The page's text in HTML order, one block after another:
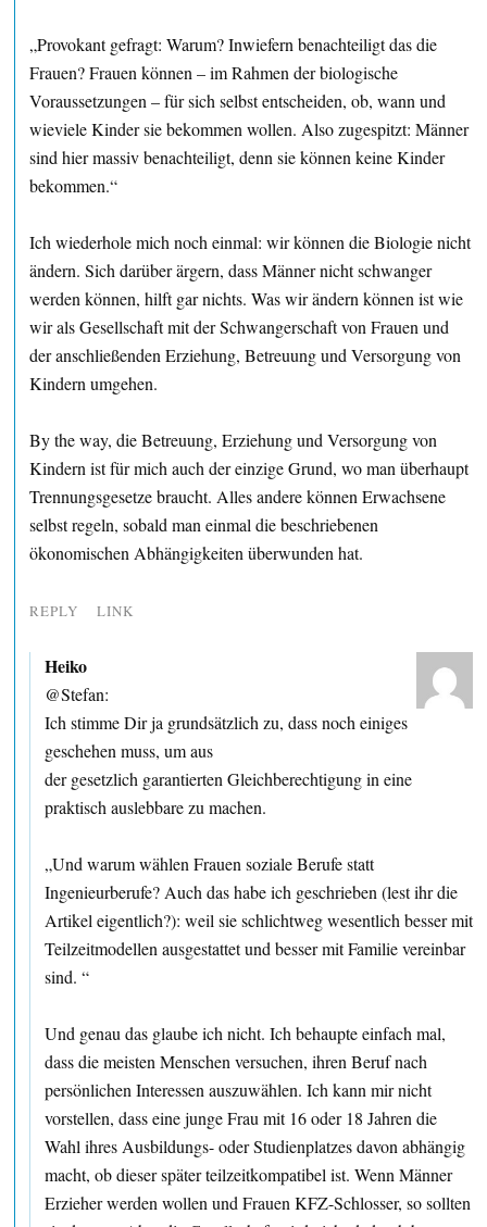
„Provokant gefragt: Warum? Inwiefern benachteiligt das die
Frauen? Frauen können – im Rahmen der biologische
Voraussetzungen – für sich selbst entscheiden, ob, wann und
wieviele Kinder sie bekommen wollen. Also zugespitzt: Männer
sind hier massiv benachteiligt, denn sie können keine Kinder
bekommen.“
Ich wiederhole mich noch einmal: wir können die Biologie nicht
ändern. Sich darüber ärgern, dass Männer nicht schwanger
werden können, hilft gar nichts. Was wir ändern können ist wie
wir als Gesellschaft mit der Schwangerschaft von Frauen und
der anschließenden Erziehung, Betreuung und Versorgung von
Kindern umgehen.
By the way, die Betreuung, Erziehung und Versorgung von
Kindern ist für mich auch der einzige Grund, wo man überhaupt
Trennungsgesetze braucht. Alles andere können Erwachsene
selbst regeln, sobald man einmal die beschriebenen
ökonomischen Abhängigkeiten überwunden hat.
REPLY LINK
Heiko
@Stefan:
Ich stimme Dir ja grundsätzlich zu, dass noch einiges
geschehen muss, um aus
der gesetzlich garantierten Gleichberechtigung in eine
praktisch auslebbare zu machen.
„Und warum wählen Frauen soziale Berufe statt
Ingenieurberufe? Auch das habe ich geschrieben (lest ihr die
Artikel eigentlich?): weil sie schlichtweg wesentlich besser mit
Teilzeitmodellen ausgestattet und besser mit Familie vereinbar
sind. “
Und genau das glaube ich nicht. Ich behaupte einfach mal,
dass die meisten Menschen versuchen, ihren Beruf nach
persönlichen Interessen auszuwählen. Ich kann mir nicht
vorstellen, dass eine junge Frau mit 16 oder 18 Jahren die
Wahl ihres Ausbildungs- oder Studienplatzes davon abhängig
macht, ob dieser später teilzeitkompatibel ist. Wenn Männer
Erzieher werden wollen und Frauen KFZ-Schlosser, so sollten